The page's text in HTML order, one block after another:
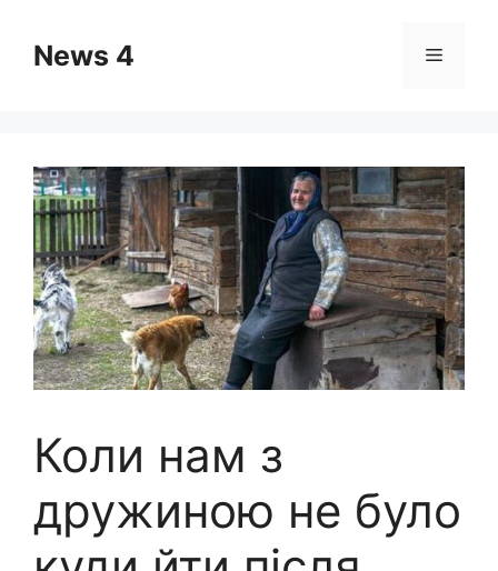
contentNews 4 Menu
Коли нам з
дружиною не було